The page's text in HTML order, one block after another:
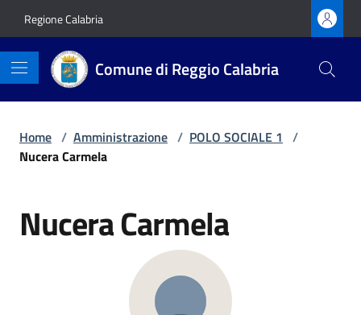
Regione Calabria
Comune di Reggio Calabria
Home / Amministrazione / POLO SOCIALE 1 /
Nucera Carmela
Nucera Carmela